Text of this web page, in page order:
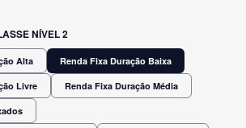
NÍVEL 2
Alta Renda Fixa Duração Baixa
Livre Renda Fixa Duração Média